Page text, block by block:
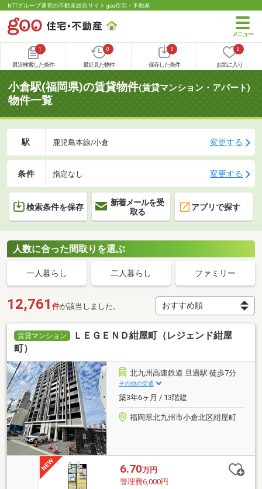
NTTグループ運営の不動産総合サイト goo住宅・不動産
1
最近検索した条件
0
最近見た物件
0
保存した条件
0
お気に入り
小倉駅(福岡県)の賃貸物件(賃貸マンション・アパート)
物件一覧
駅 鹿児島本線/小倉 変更する
条件 指定なし 変更する
検索条件を保存
新着メールを受
取る
アプリで探す
人数に合った間取りを選ぶ
一人暮らし 二人暮らし ファミリー
12,761 件が該当しました。
賃貸マンション
ＬＥＧＥＮＤ紺屋町（レジェンド紺屋
町）
北九州高速鉄道 旦過駅 徒歩7分
その他の交通
築3年6ヶ月 / 13階建
福岡県北九州市小倉北区紺屋町
6.70万円
管理費6,000円